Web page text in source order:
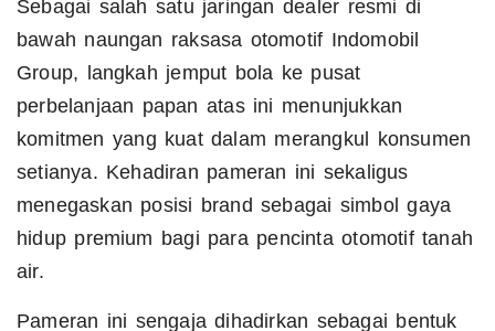
Sebagai salah satu jaringan dealer resmi di
bawah naungan raksasa otomotif Indomobil
Group, langkah jemput bola ke pusat
perbelanjaan papan atas ini menunjukkan
komitmen yang kuat dalam merangkul konsumen
setianya. Kehadiran pameran ini sekaligus
menegaskan posisi brand sebagai simbol gaya
hidup premium bagi para pencinta otomotif tanah
air.
Pameran ini sengaja dihadirkan sebagai bentuk